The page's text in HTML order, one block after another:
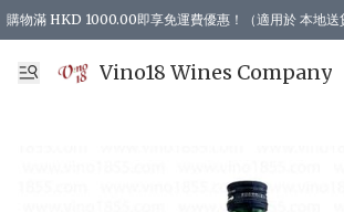
購物滿 HKD 1000.00即享免運費優惠！（適用於 本地送
Vino18 Wines Company